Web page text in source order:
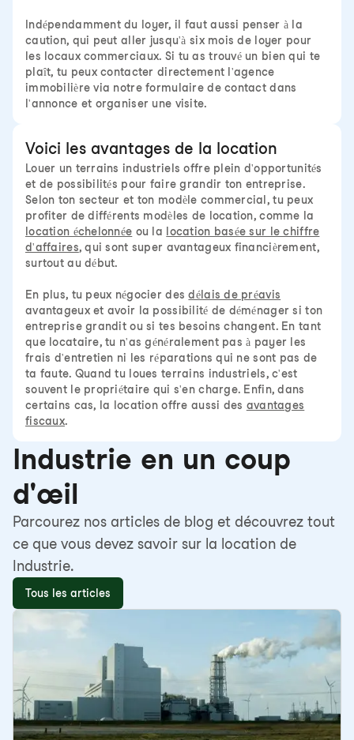
Indépendamment du loyer, il faut aussi penser à la
caution, qui peut aller jusqu'à six mois de loyer pour
les locaux commerciaux. Si tu as trouvé un bien qui te
plaît, tu peux contacter directement l'agence
immobilière via notre formulaire de contact dans
l'annonce et organiser une visite.
Voici les avantages de la location
Louer un terrains industriels offre plein d'opportunités
et de possibilités pour faire grandir ton entreprise.
Selon ton secteur et ton modèle commercial, tu peux
profiter de différents modèles de location, comme la
location échelonnée ou la
location basée sur le chiffre
d'affaires, qui sont super avantageux financièrement,
surtout au début.
En plus, tu peux négocier desdélais de préavis
avantageux et avoir la possibilité de déménager si ton
entreprise grandit ou si tes besoins changent. En tant
que locataire, tu n'as généralement pas à payer les
frais d'entretien ni les réparations qui ne sont pas de
ta faute. Quand tu loues terrains industriels, c'est
souvent le propriétaire qui s'en charge. Enfin, dans
certains cas, la location offre aussi des avantages
fiscaux.
Industrie en un coup
d'œil
Parcourez nos articles de blog et découvrez tout
ce que vous devez savoir sur la location de
Industrie.
Tous les articles